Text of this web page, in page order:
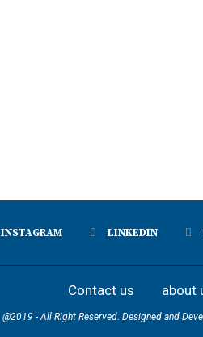
INSTAGRAM LINKEDIN
Contact us about
@2019 - All Right Reserved. Designed and